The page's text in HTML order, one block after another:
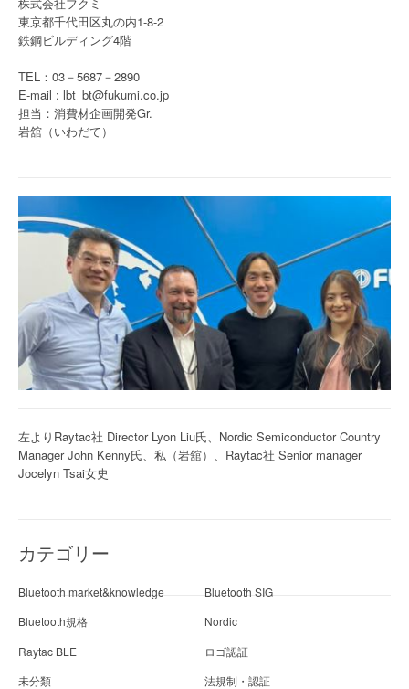
東京都千代田区丸の内1-8-2
鉄鋼ビルディング4階
TEL：03－5687－2890
E-mail : lbt_bt@fukumi.co.jp
担当：消費材企画開発Gr.
岩舘（いわだて）
左よりRaytac社 Director Lyon Liu氏、Nordic Semiconductor Country
Manager John Kenny氏、私（岩舘）、Raytac社 Senior manager
Jocelyn Tsai女史
カテゴリー
Bluetooth market&knowledge
Bluetooth SIG
Bluetooth規格
Nordic
Raytac BLE
ロゴ認証
未分類
法規制・認証